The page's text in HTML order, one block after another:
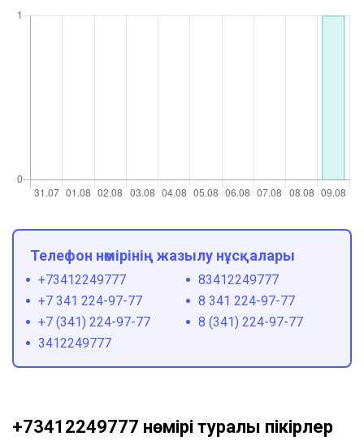
Телефон нөмірінің жазылу нұсқалары
+73412249777
83412249777
+7 341 224-97-77
8 341 224-97-77
+7 (341) 224-97-77
8 (341) 224-97-77
3412249777
+73412249777 нөмірі туралы пікірлер